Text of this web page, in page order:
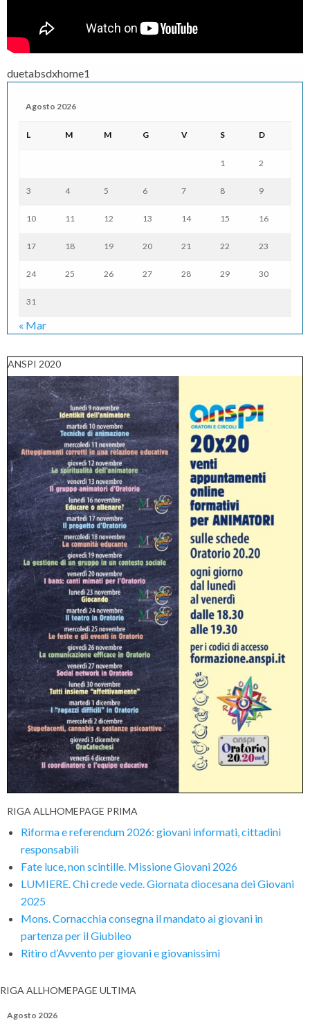
duetabsdxhome1
Agosto 2026
L M M G V S D
1 2
3 4 5 6 7 8 9
10 11 12 13 14 15 16
17 18 19 20 21 22 23
24 25 26 27 28 29 30
31
« Mar
ANSPI 2020
RIGA ALLHOMEPAGE PRIMA
Riforma e referendum 2026: giovani informati, cittadini
responsabili
Fate luce, non scintille. Missione Giovani 2026
LUMIERE. Chi crede vede. Giornata diocesana dei Giovani
2025
Mons. Cornacchia consegna il mandato ai giovani in
partenza per il Giubileo
Ritiro d’Avvento per giovani e giovanissimi
RIGA ALLHOMEPAGE ULTIMA
Agosto 2026